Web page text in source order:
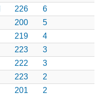
226
6
200
5
219
4
223
3
222
3
223
2
201 2